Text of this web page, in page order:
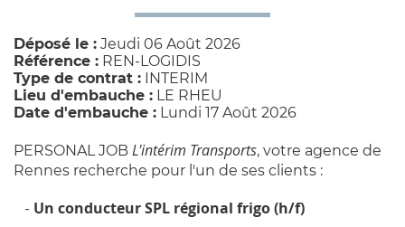
Déposé le : Jeudi 06 Août 2026
Référence : REN-LOGIDIS
Type de contrat : INTERIM
Lieu d'embauche : LE RHEU
Date d'embauche : Lundi 17 Août 2026
PERSONAL JOB L'intérim Transports, votre agence de
Rennes recherche pour l'un de ses clients :
- Un conducteur SPL régional frigo (h/f)